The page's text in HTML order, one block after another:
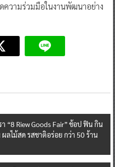
ความร่วมมือในงานพัฒนาอย่าง
“8 Riew Goods Fair” ช้อป ฟิน กิน
ลไม้สด รสชาติอร่อย กว่า 50 ร้าน